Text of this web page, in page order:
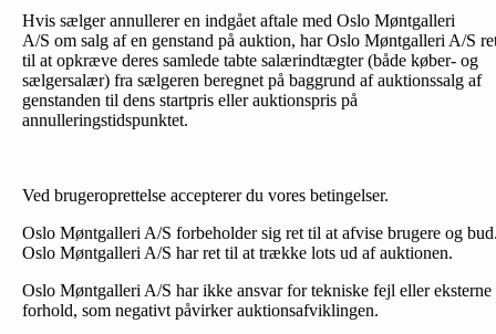
Hvis sælger annullerer en indgået aftale med Oslo Møntgalleri
A/S om salg af en genstand på auktion, har Oslo Møntgalleri A/S
til at opkræve deres samlede tabte salærindtægter (både køber- og
sælgersalær) fra sælgeren beregnet på baggrund af auktionssalg af
genstanden til dens startpris eller auktionspris på
annulleringstidspunktet.
Ved brugeroprettelse accepterer du vores betingelser.
Oslo Møntgalleri A/S forbeholder sig ret til at afvise brugere og
Oslo Møntgalleri A/S har ret til at trække lots ud af auktionen.
Oslo Møntgalleri A/S har ikke ansvar for tekniske fejl eller eksterne
forhold, som negativt påvirker auktionsafviklingen.